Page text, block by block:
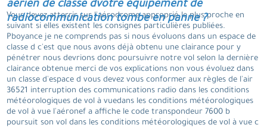
aérien de classe dvotre équipement de
radiocommunication tombe en panne ?
Vous devez atterrir sur l'aérodrome approprié le plus proche en
suivant si elles existent les consignes particulières publiées.
Pboyance je ne comprends pas si nous évoluons dans un espace de
classe d c'est que nous avons déjà obtenu une clairance pour y
pénétrer nous devrions donc poursuivre notre vol selon la dernière
clairance obtenue merci de vos explications non vous évoluez dans
un classe d'espace d vous devez vous conformer aux règles de l'air
36521 interruption des communications radio dans les conditions
météorologiques de vol à vuedans les conditions météorologiques
de vol à vue l'aéronef a affiche le code transpondeur 7600 b
poursuit son vol dans les conditions météorologiques de vol à vue c